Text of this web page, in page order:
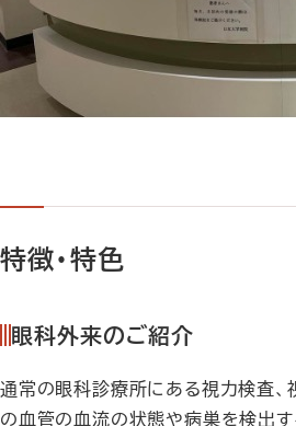
特徴・特色
眼科外来のご紹介
通常の眼科診療所にある視力検査、
の血管の血流の状態や病巣を検出す